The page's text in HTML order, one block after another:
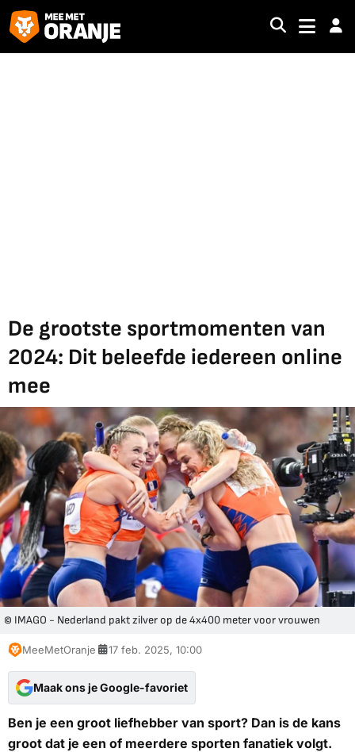
De grootste sportmomenten van
2024: Dit beleefde iedereen online
mee
© IMAGO - Nederland pakt zilver op de 4x400 meter voor vrouwen
MeeMetOranje 17 feb. 2025, 10:00
Maak ons je Google-favoriet
Ben je een groot liefhebber van sport? Dan is de kans
groot dat je een of meerdere sporten fanatiek volgt.